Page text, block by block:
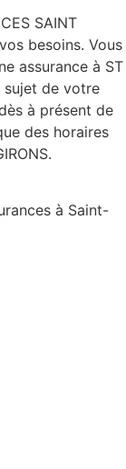
SAINT
besoins. Vous
assurance à ST
sujet de votre
à présent de
des horaires
à Saint-